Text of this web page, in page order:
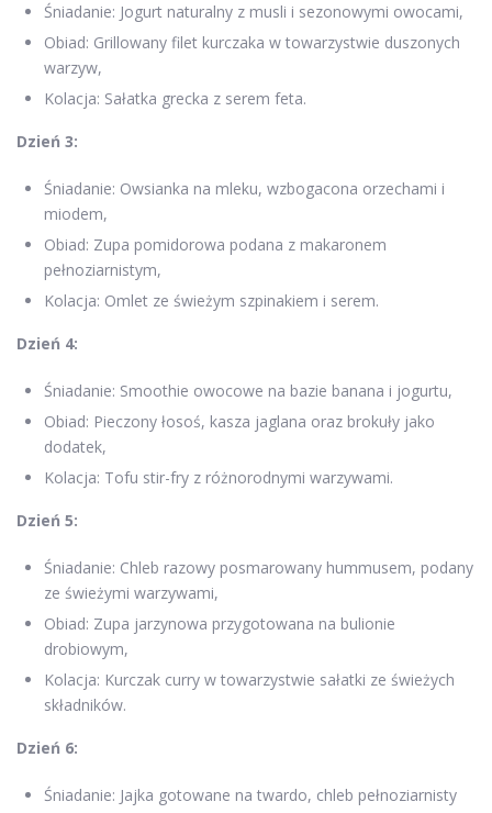
Śniadanie: Jogurt naturalny z musli i sezonowymi owocami,
Obiad: Grillowany filet kurczaka w towarzystwie duszonych
warzyw,
Kolacja: Sałatka grecka z serem feta.
Dzień 3:
Śniadanie: Owsianka na mleku, wzbogacona orzechami i
miodem,
Obiad: Zupa pomidorowa podana z makaronem
pełnoziarnistym,
Kolacja: Omlet ze świeżym szpinakiem i serem.
Dzień 4:
Śniadanie: Smoothie owocowe na bazie banana i jogurtu,
Obiad: Pieczony łosoś, kasza jaglana oraz brokuły jako
dodatek,
Kolacja: Tofu stir-fry z różnorodnymi warzywami.
Dzień 5:
Śniadanie: Chleb razowy posmarowany hummusem, podany
ze świeżymi warzywami,
Obiad: Zupa jarzynowa przygotowana na bulionie
drobiowym,
Kolacja: Kurczak curry w towarzystwie sałatki ze świeżych
składników.
Dzień 6:
Śniadanie: Jajka gotowane na twardo, chleb pełnoziarnisty